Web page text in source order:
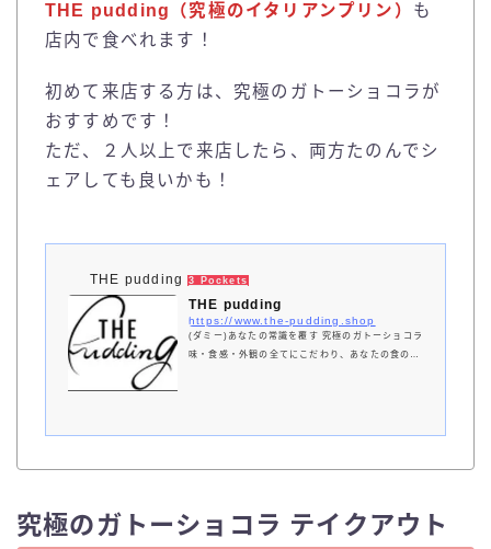
THE pudding（究極のイタリアンプリン） も
店内で食べれます！
初めて来店する方は、究極のガトーショコラが
おすすめです！
ただ、２人以上で来店したら、両方たのんでシ
ェアしても良いかも！
THE pudding 3 Pockets
THE pudding
https://www.the-pudding.shop
(ダミー)あなたの常識を覆す 究極のガトーショコラ
味・食感・外観の全てにこだわり、あなたの食の体
究極のガトーショコラ テイクアウト